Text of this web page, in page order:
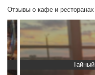
Отзывы о кафе и ресторанах
Тайный